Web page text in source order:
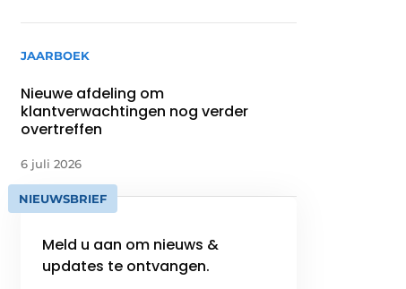
JAARBOEK
Nieuwe afdeling om
klantverwachtingen nog verder
overtreffen
6 juli 2026
NIEUWSBRIEF
Meld u aan om nieuws &
updates te ontvangen.